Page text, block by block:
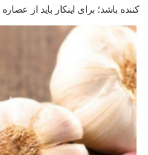
باشد؛ برای اینکار باید از عصاره